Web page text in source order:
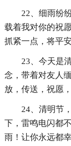
22、细雨纷
载着我对你的祝
抓紧一点，将平
23、今天是
念，带着对友人
放，传送，祝愿
24、清明节
下，雷鸣电闪都
雨！让你永远都